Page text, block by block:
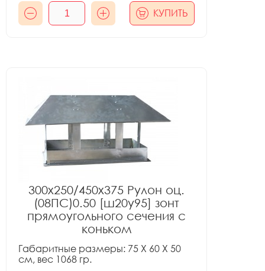
КУПИТЬ
300x250/450x375 Рулон оц.
(08ПС)0.50 [ш20у95] зонт
прямоугольного сечения с
коньком
Габаритные размеры: 75 X 60 X 50
см, вес 1068 гр.